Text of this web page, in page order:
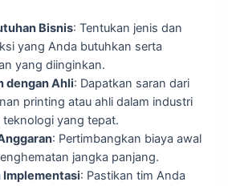
Bisnis: Tentukan jenis dan
yang Anda butuhkan serta
yang diinginkan.
dengan Ahli: Dapatkan saran dari
printing atau ahli dalam industri
teknologi yang tepat.
: Pertimbangkan biaya awal
jangka panjang.
Implementasi: Pastikan tim Anda